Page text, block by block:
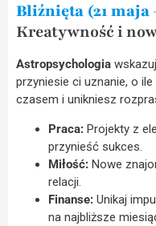
Bliźnięta (21 maja
Kreatywność i
Astropsychologia
przyniesie ci uznanie, o
czasem i unikniesz
Praca: Projekty z
przynieść sukces.
Miłość: Nowe
relacji.
Finanse: Unikaj
na najbliższe